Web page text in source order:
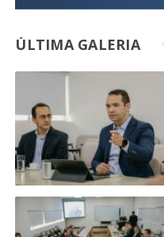
ÚLTIMA GALERIA